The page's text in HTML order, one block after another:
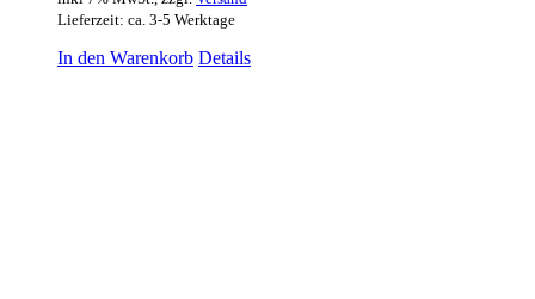
Lieferzeit: ca. 3-5 Werktage
In den Warenkorb Details